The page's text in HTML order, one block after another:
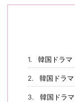
韓国ドラマ
韓国ドラ
韓国ドラ